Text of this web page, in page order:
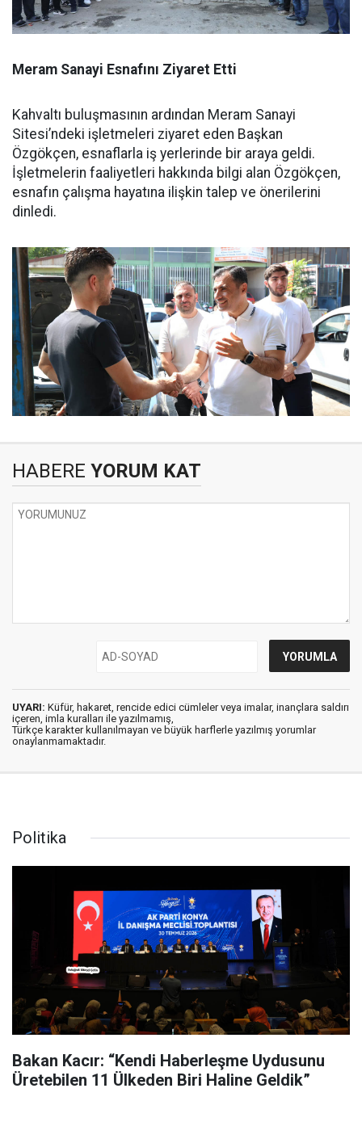
Meram Sanayi Esnafını Ziyaret Etti
Kahvaltı buluşmasının ardından Meram Sanayi
Sitesi’ndeki işletmeleri ziyaret eden Başkan
Özgökçen, esnaflarla iş yerlerinde bir araya geldi.
İşletmelerin faaliyetleri hakkında bilgi alan Özgökçen,
esnafın çalışma hayatına ilişkin talep ve önerilerini
dinledi.
HABERE YORUM KAT
UYARI: Küfür, hakaret, rencide edici cümleler veya imalar, inançlara saldırı
içeren, imla kuralları ile yazılmamış,
Türkçe karakter kullanılmayan ve büyük harflerle yazılmış yorumlar
onaylanmamaktadır.
Politika
Bakan Kacır: “Kendi Haberleşme Uydusunu
Üretebilen 11 Ülkeden Biri Haline Geldik”